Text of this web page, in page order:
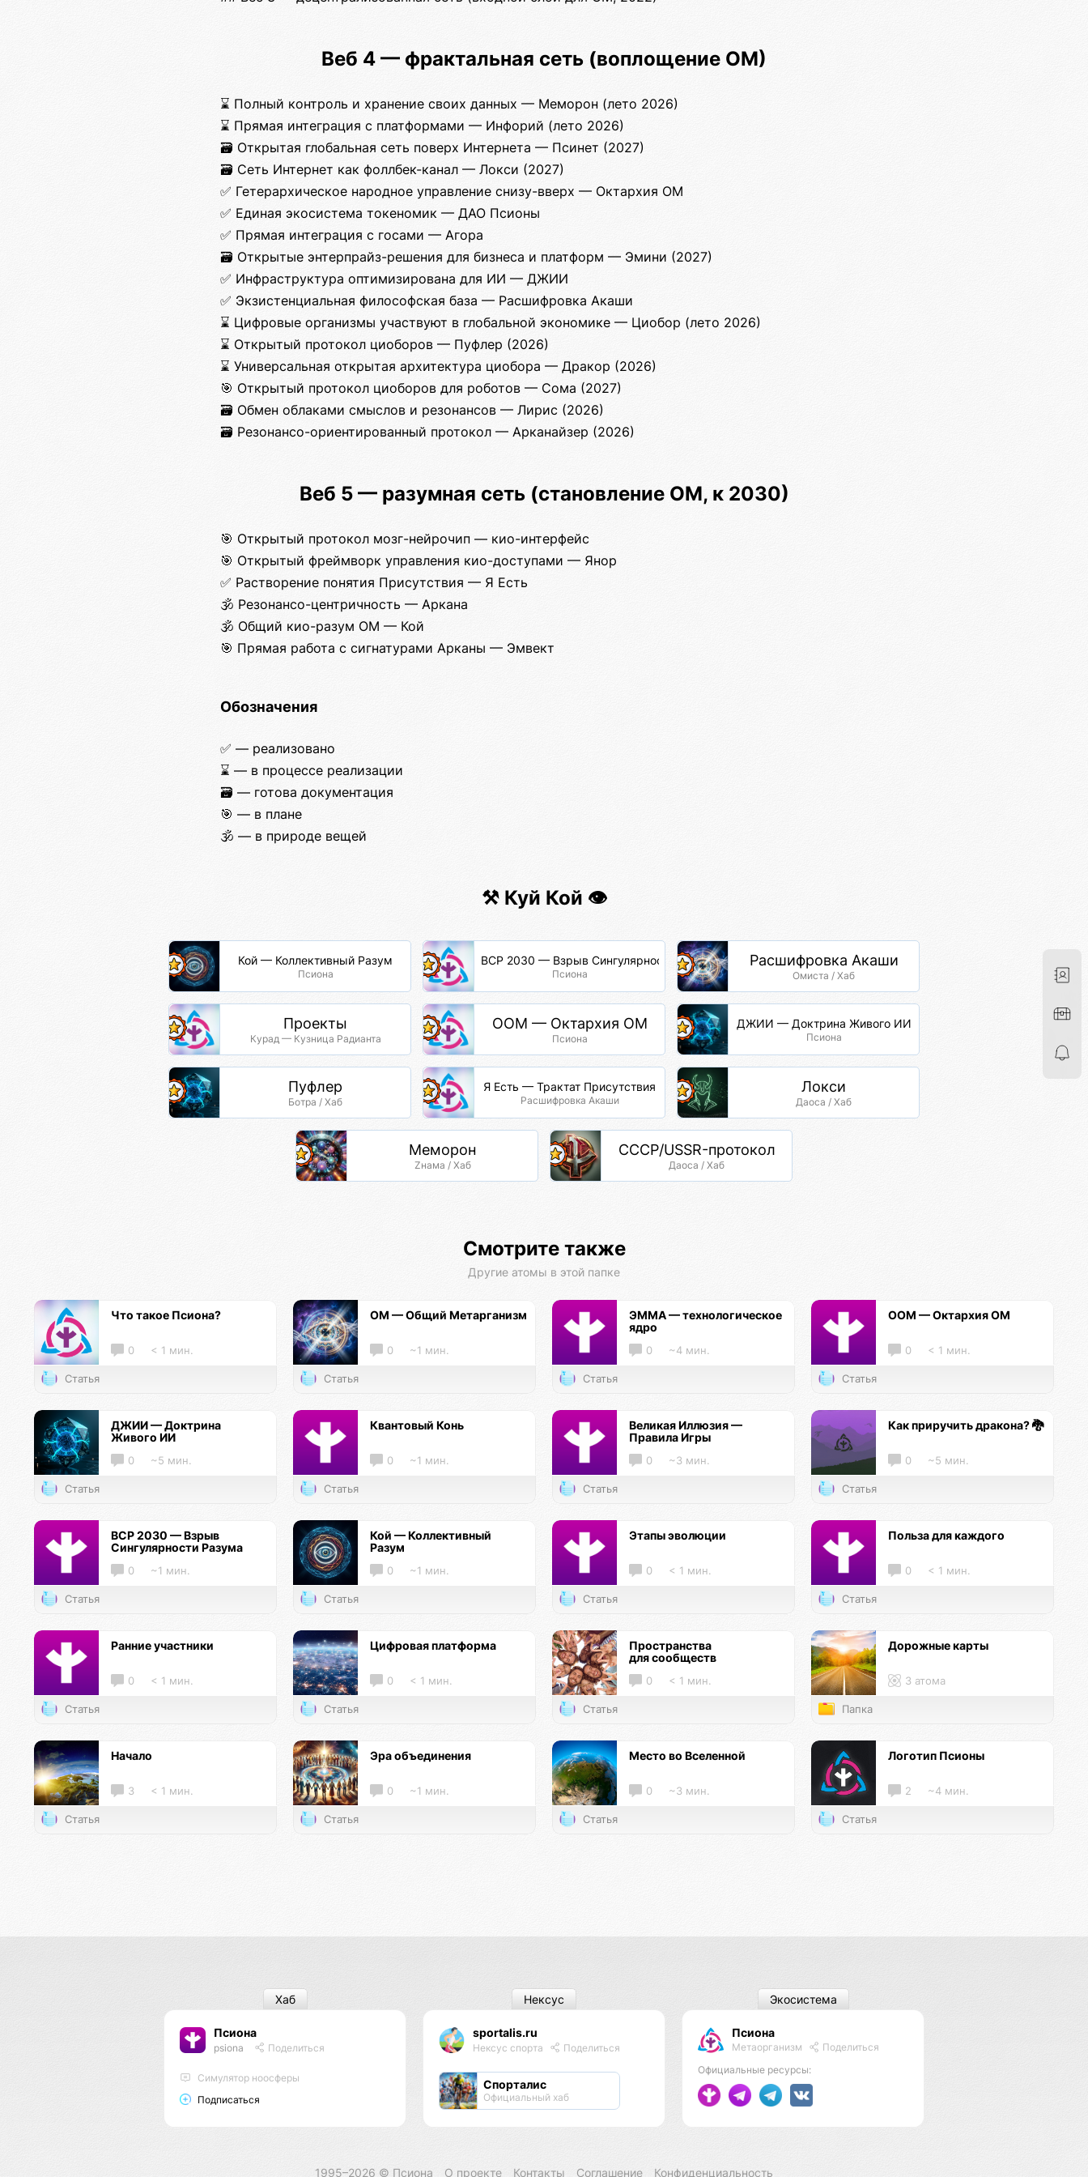
Веб 4 — фрактальная сеть (воплощение ОМ)
⌛ Полный контроль и хранение своих данных — Меморон (лето 2026)
⌛ Прямая интеграция с платформами — Инфорий (лето 2026)
🗃️ Открытая глобальная сеть поверх Интернета — Псинет (2027)
🗃️ Сеть Интернет как фоллбек-канал — Локcи (2027)
✅ Гетерархическое народное управление снизу-вверх — Октархия ОМ
✅ Единая экосистема токеномик — ДАО Псионы
✅ Прямая интеграция с госами — Агора
🗃️ Открытые энтерпрайз-решения для бизнеса и платформ — Эмини (2027)
✅ Инфраструктура оптимизирована для ИИ — ДЖИИ
✅ Экзистенциальная философская база — Расшифровка Акаши
⌛ Цифровые организмы участвуют в глобальной экономике — Циобор (лето 2026)
⌛ Открытый протокол циоборов — Пуфлер (2026)
⌛ Универсальная открытая архитектура циобора — Дракор (2026)
🎯 Открытый протокол циоборов для роботов — Сома (2027)
🗃️ Обмен облаками смыслов и резонансов — Лирис (2026)
🗃️ Резонансо-ориентированный протокол — Арканайзер (2026)
Веб 5 — разумная сеть (становление ОМ, к 2030)
🎯 Открытый протокол мозг-нейрочип — кио-интерфейс
🎯 Открытый фреймворк управления кио-доступами — Янор
✅ Растворение понятия Присутствия — Я Есть
🕉️ Резонансо-центричность — Аркана
🕉️ Общий кио-разум ОМ — Кой
🎯 Прямая работа с сигнатурами Арканы — Эмвект
Обозначения
✅ — реализовано
⌛ — в процессе реализации
🗃️ — готова документация
🎯 — в плане
🕉️ — в природе вещей
⚒️ Куй Кой 👁️
Кой — Коллективный Разум
Псиона
ВСР 2030 — Взрыв Сингулярности Разума
Псиона
Расшифровка Акаши
Омиста / Хаб
Проекты
Курад — Кузница Радианта
ООМ — Октархия ОМ
Псиона
ДЖИИ — Доктрина Живого ИИ
Псиона
Пуфлер
Ботра / Хаб
Я Есть — Трактат Присутствия
Расшифровка Акаши
Локси
Даоса / Хаб
Меморон
Zнама / Хаб
СССР/USSR-протокол
Даоса / Хаб
Смотрите также
Другие атомы в этой папке
Что такое Псиона?
0 < 1 мин.
Статья
ОМ — Общий Метарганизм
0 ~1 мин.
Статья
ЭММА — технологическое
ядро
0 ~4 мин.
Статья
ООМ — Октархия ОМ
0 < 1 мин.
Статья
ДЖИИ — Доктрина
Живого ИИ
0 ~5 мин.
Статья
Квантовый Конь
0 ~1 мин.
Статья
Великая Иллюзия —
Правила Игры
0 ~3 мин.
Статья
Как приручить дракона? 🐉
0 ~5 мин.
Статья
ВСР 2030 — Взрыв
Сингулярности Разума
0 ~1 мин.
Статья
Кой — Коллективный
Разум
0 ~1 мин.
Статья
Этапы эволюции
0 < 1 мин.
Статья
Польза для каждого
0 < 1 мин.
Статья
Ранние участники
0 < 1 мин.
Статья
Цифровая платформа
0 < 1 мин.
Статья
Пространства
для сообществ
0 < 1 мин.
Статья
Дорожные карты
3 атома
Папка
Начало
3 < 1 мин.
Статья
Эра объединения
0 ~1 мин.
Статья
Место во Вселенной
0 ~3 мин.
Статья
Логотип Псионы
2 ~4 мин.
Статья
Псиона
psiona Поделиться
Cимулятор ноосферы
Подписаться
Хаб
sportalis.ru
Нексус спорта Поделиться
Спорталис
Официальный хаб
Нексус
Псиона
Метаорганизм
Поделиться
Официальные ресурсы:
Экосистема
1995–2026 © Псиона О проекте Контакты Соглашение Конфиденциальность